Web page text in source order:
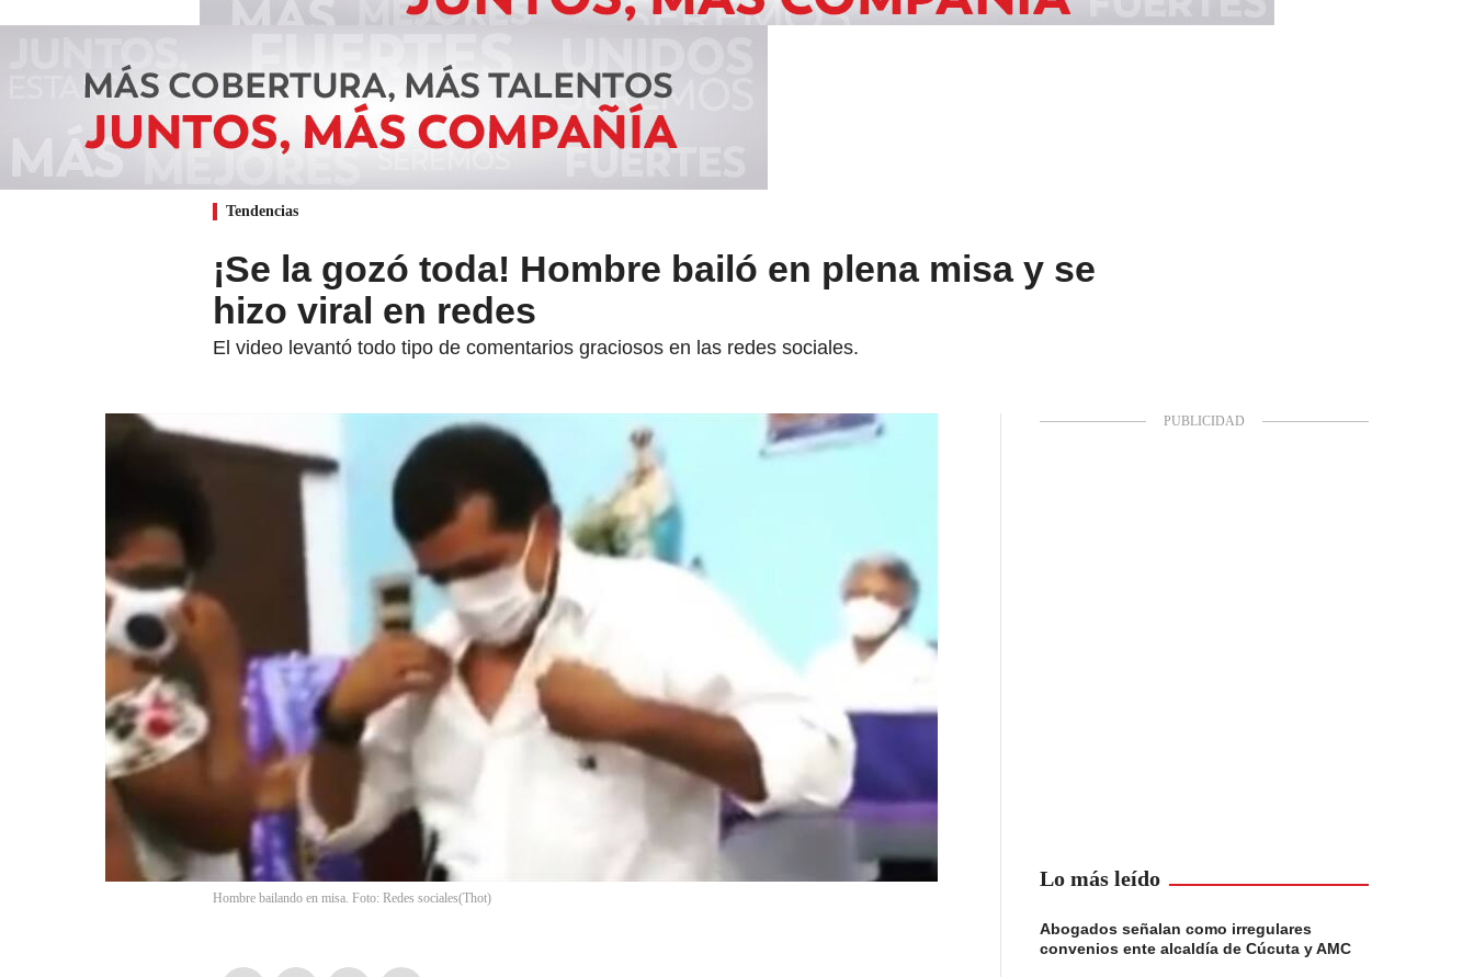
Tendencias
¡Se la gozó toda! Hombre bailó en plena misa y se
hizo viral en redes
El video levantó todo tipo de comentarios graciosos en las redes sociales.
Hombre bailando en misa. Foto: Redes sociales(Thot)
Lo más leído
Abogados señalan como irregulares
convenios ente alcaldía de Cúcuta y AMC